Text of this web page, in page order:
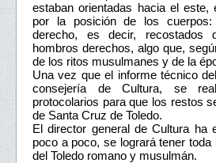
estaban orientadas hacia el
por la posición de los cuerpos:
derecho, es decir, recostados
hombros derechos, algo que,
de los ritos musulmanes y de la
Una vez que el informe técnico
consejería de Cultura, se
protocolarios para que los restos
de Santa Cruz de Toledo.
El director general de Cultura ha
poco a poco, se logrará tener
del Toledo romano y musulmán.